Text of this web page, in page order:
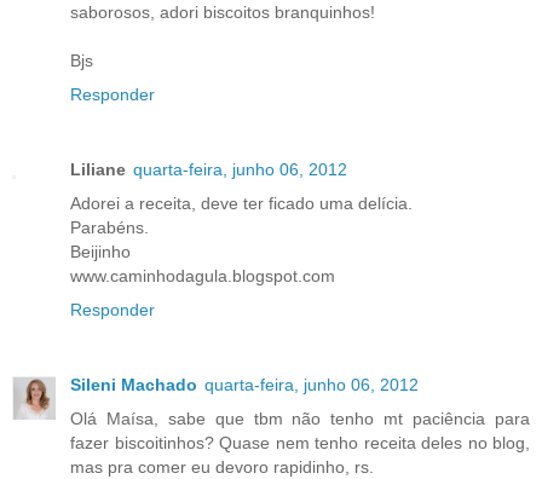
saborosos, adori biscoitos branquinhos!
Bjs
Responder
Liliane quarta-feira, junho 06, 2012
Adorei a receita, deve ter ficado uma delícia.
Parabéns.
Beijinho
www.caminhodagula.blogspot.com
Responder
Sileni Machado quarta-feira, junho 06, 2012
Olá Maísa, sabe que tbm não tenho mt paciência para
fazer biscoitinhos? Quase nem tenho receita deles no blog,
mas pra comer eu devoro rapidinho, rs.